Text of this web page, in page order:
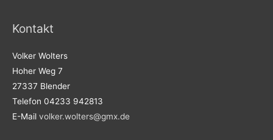
Kontakt
Volker Wolters
Hoher Weg 7
27337 Blender
Telefon 04233 942813
E-Mail volker.wolters@gmx.de